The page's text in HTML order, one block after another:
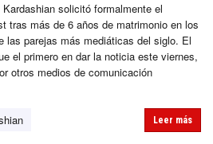
solicitó formalmente el
tras más de 6 años de matrimonio en los
las parejas más mediáticas del siglo. El
el primero en dar la noticia este viernes,
otros medios de comunicación
Leer más